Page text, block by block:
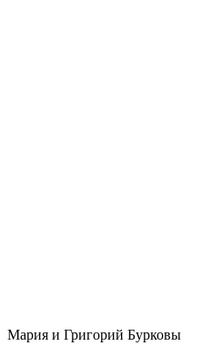
Мария и Григорий Бурковы